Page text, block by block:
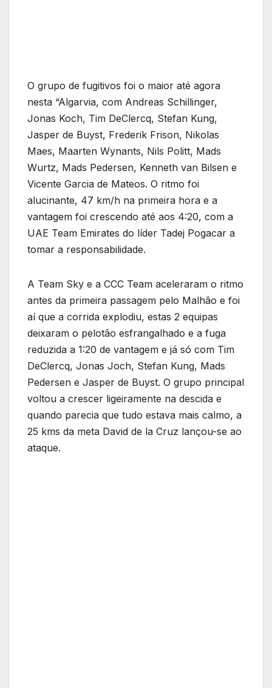
O grupo de fugitivos foi o maior até agora
nesta “Algarvia, com Andreas Schillinger,
Jonas Koch, Tim DeClercq, Stefan Kung,
Jasper de Buyst, Frederik Frison, Nikolas
Maes, Maarten Wynants, Nils Politt, Mads
Wurtz, Mads Pedersen, Kenneth van Bilsen e
Vicente Garcia de Mateos. O ritmo foi
alucinante, 47 km/h na primeira hora e a
vantagem foi crescendo até aos 4:20, com a
UAE Team Emirates do líder Tadej Pogacar a
tomar a responsabilidade.
A Team Sky e a CCC Team aceleraram o ritmo
antes da primeira passagem pelo Malhão e foi
aí que a corrida explodiu, estas 2 equipas
deixaram o pelotão esfrangalhado e a fuga
reduzida a 1:20 de vantagem e já só com Tim
DeClercq, Jonas Joch, Stefan Kung, Mads
Pedersen e Jasper de Buyst. O grupo principal
voltou a crescer ligeiramente na descida e
quando parecia que tudo estava mais calmo, a
25 kms da meta David de la Cruz lançou-se ao
ataque.